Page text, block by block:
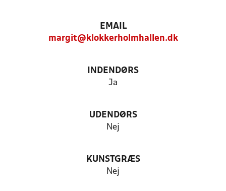
EMAIL
margit@klokkerholmhallen.dk
INDENDØRS
Ja
UDENDØRS
Nej
KUNSTGRÆS
Nej